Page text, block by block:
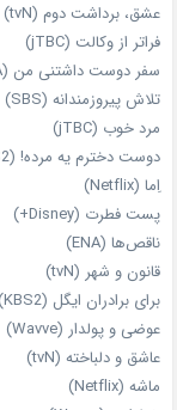
عشق، برداشت دوم (tvN)
فراتر از وکالت (jTBC)
سفر دوست‌ داشتنی من (Channel A)
تلاش پیروزمندانه (SBS)
مرد خوب (jTBC)
دوست دخترم یه مرده! (KBS2)
اِما (Netflix)
پست فطرت (Disney+)
ناقص‌ها (ENA)
قانون و شهر (tvN)
برای برادران ایگل (KBS2)
عوضی و پولدار (Wavve)
عاشق و دلباخته (tvN)
ماشه (Netflix)